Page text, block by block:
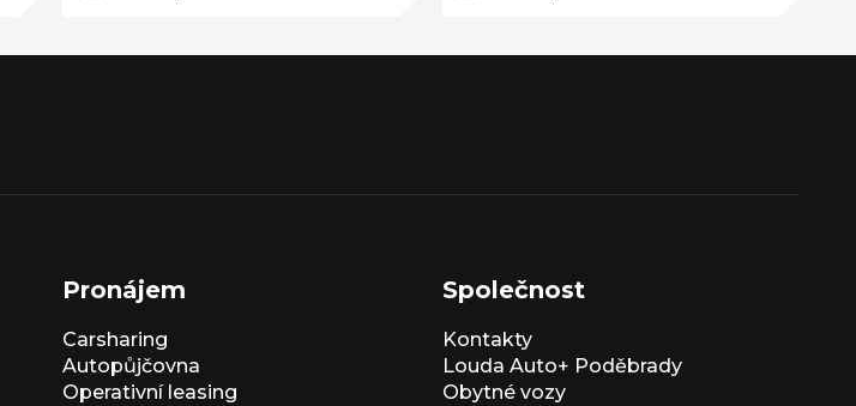
Pronájem
Carsharing
Autopůjčovna
Operativní leasing
Společnost
Kontakty
Louda Auto+ Poděbrady
Obytné vozy